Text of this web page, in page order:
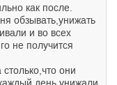
как после.
обзывать,унижать
и во всех
не получится
они